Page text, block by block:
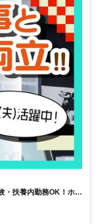
・扶養内勤務OK！ホー
ト申告は柔軟に対応